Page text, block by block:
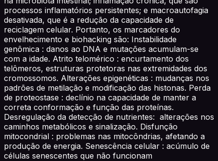
processos inflamatórios persistentes; e macroautofagia
desativada, que é a redução da capacidade de
reciclagem celular. Portanto, os marcadores do
envelhecimento e biohacking são: Instabilidade
genômica : danos ao DNA e mutações acumulam-se
com a idade. Atrito telomérico : encurtamento dos
telômeros, estruturas protetoras nas extremidades dos
cromossomos. Alterações epigenéticas : mudanças nos
padrões de metilação e modificação das histonas. Perda
de proteostase : declínio na capacidade de manter a
correta conformação e função das proteínas.
Desregulação da detecção de nutrientes: alterações nos
caminhos metabólicos e sinalização. Disfunção
mitocondrial : problemas nas mitocôndrias, afetando a
produção de energia. Senescência celular : acúmulo de
células senescentes que não funcionam